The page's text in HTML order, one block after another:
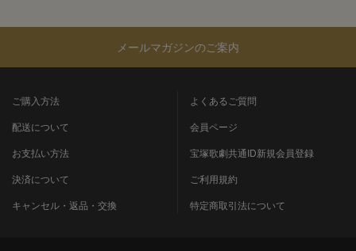
メールマガジンのご案内
ご購入方法
配送について
お支払い方法
決済について
キャンセル・返品・交換
よくあるご質問
会員ページ
宝塚歌劇共通ID新規会員登録
ご利用規約
特定商取引法について